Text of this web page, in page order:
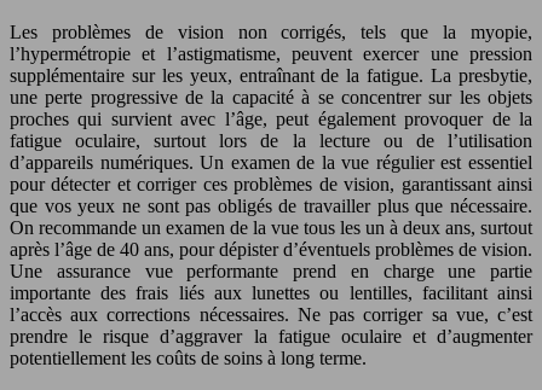
Les problèmes de vision non corrigés, tels que la myopie,
l’hypermétropie et l’astigmatisme, peuvent exercer une pression
supplémentaire sur les yeux, entraînant de la fatigue. La presbytie,
une perte progressive de la capacité à se concentrer sur les objets
proches qui survient avec l’âge, peut également provoquer de la
fatigue oculaire, surtout lors de la lecture ou de l’utilisation
d’appareils numériques. Un examen de la vue régulier est essentiel
pour détecter et corriger ces problèmes de vision, garantissant ainsi
que vos yeux ne sont pas obligés de travailler plus que nécessaire.
On recommande un examen de la vue tous les un à deux ans, surtout
après l’âge de 40 ans, pour dépister d’éventuels problèmes de vision.
Une assurance vue performante prend en charge une partie
importante des frais liés aux lunettes ou lentilles, facilitant ainsi
l’accès aux corrections nécessaires. Ne pas corriger sa vue, c’est
prendre le risque d’aggraver la fatigue oculaire et d’augmenter
potentiellement les coûts de soins à long terme.